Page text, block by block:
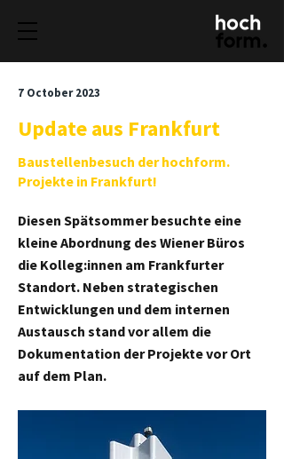
7 October 2023
Update aus Frankfurt
Baustellenbesuch der hochform.
Projekte in Frankfurt!
Diesen Spätsommer besuchte eine
kleine Abordnung des Wiener Büros
die Kolleg:innen am Frankfurter
Standort. Neben strategischen
Entwicklungen und dem internen
Austausch stand vor allem die
Dokumentation der Projekte vor Ort
auf dem Plan.